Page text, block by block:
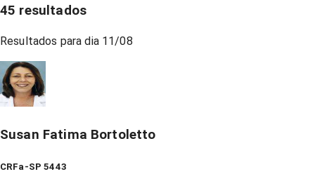
45 resultados
Resultados para dia 11/08
Susan Fatima Bortoletto
CRFa-SP 5443